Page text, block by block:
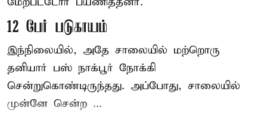
12 பேர் படுகாயம்
இந்நிலையில், அதே சாலையில் மற்றொரு
தனியார் பஸ் நாக்பூர் நோக்கி
சென்றுகொண்டிருந்தது. அப்போது, சாலையில்
முன்னே சென்ற ...